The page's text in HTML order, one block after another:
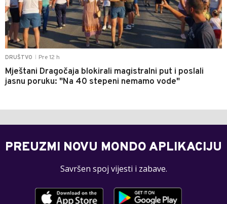
DRUŠTVO Pre 12 h
Mještani Dragočaja blokirali magistralni put i poslali
jasnu poruku: "Na 40 stepeni nemamo vode"
PREUZMI NOVU MONDO APLIKACIJU
Savršen spoj vijesti i zabave.